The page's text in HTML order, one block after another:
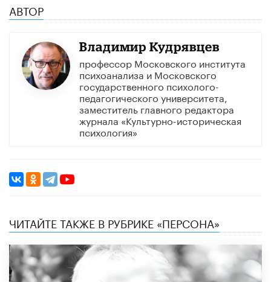
АВТОР
Владимир Кудрявцев
профессор Московского института
психоанализа и Московского
государственного психолого-
педагогического университета,
заместитель главного редактора
журнала «Культурно-историческая
психология»
ЧИТАЙТЕ ТАКЖЕ В РУБРИКЕ «ПЕРСОНА»